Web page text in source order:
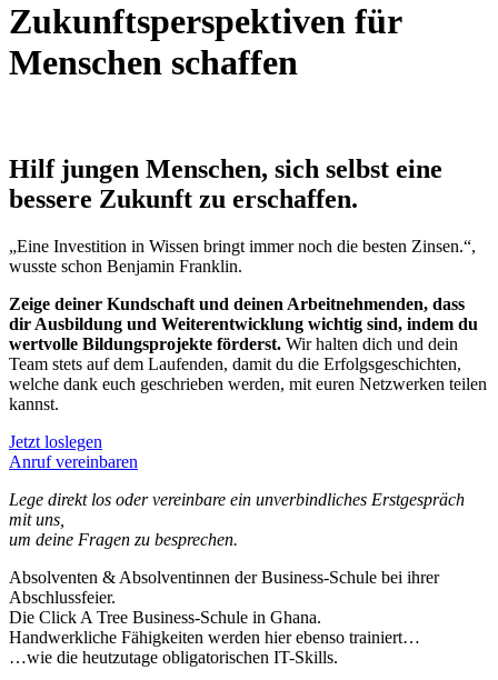
Zukunftsperspektiven für
Menschen schaffen
Hilf jungen Menschen, sich selbst eine
bessere Zukunft zu erschaffen.
„Eine Investition in Wissen bringt immer noch die besten Zinsen.“,
wusste schon Benjamin Franklin.
Zeige deiner Kundschaft und deinen Arbeitnehmenden, dass
dir Ausbildung und Weiterentwicklung wichtig sind, indem du
wertvolle Bildungsprojekte förderst. Wir halten dich und dein
Team stets auf dem Laufenden, damit du die Erfolgsgeschichten,
welche dank euch geschrieben werden, mit euren Netzwerken teilen
kannst.
Jetzt loslegen
Anruf vereinbaren
Lege direkt los oder vereinbare ein unverbindliches Erstgespräch
mit uns,
um deine Fragen zu besprechen.
Absolventen & Absolventinnen der Business-Schule bei ihrer
Abschlussfeier.
Die Click A Tree Business-Schule in Ghana.
Handwerkliche Fähigkeiten werden hier ebenso trainiert…
…wie die heutzutage obligatorischen IT-Skills.